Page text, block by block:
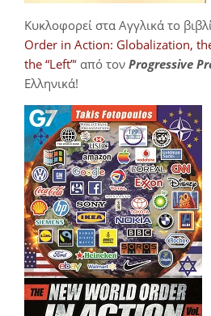
Κυκλοφορεί στα Αγγλικά το
Order in Action: Globalization,
the “Left”‘ από τον Progressive
Ελληνικά!